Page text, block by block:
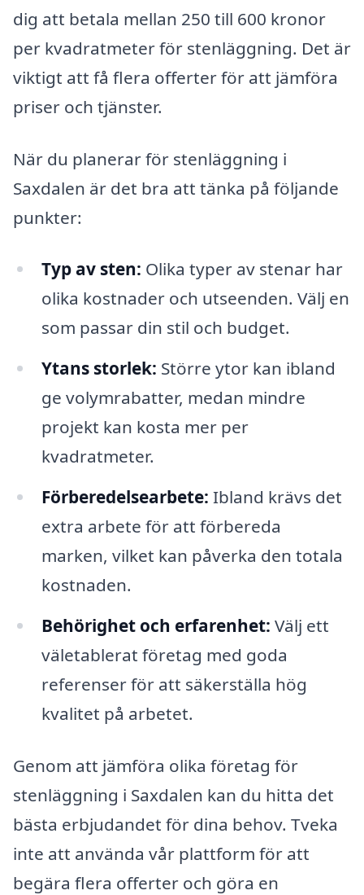
dig att betala mellan 250 till 600 kronor
per kvadratmeter för stenläggning. Det är
viktigt att få flera offerter för att jämföra
priser och tjänster.
När du planerar för stenläggning i
Saxdalen är det bra att tänka på följande
punkter:
Typ av sten: Olika typer av stenar har
olika kostnader och utseenden. Välj en
som passar din stil och budget.
Ytans storlek: Större ytor kan ibland
ge volymrabatter, medan mindre
projekt kan kosta mer per
kvadratmeter.
Förberedelsearbete: Ibland krävs det
extra arbete för att förbereda
marken, vilket kan påverka den totala
kostnaden.
Behörighet och erfarenhet: Välj ett
väletablerat företag med goda
referenser för att säkerställa hög
kvalitet på arbetet.
Genom att jämföra olika företag för
stenläggning i Saxdalen kan du hitta det
bästa erbjudandet för dina behov. Tveka
inte att använda vår plattform för att
begära flera offerter och göra en